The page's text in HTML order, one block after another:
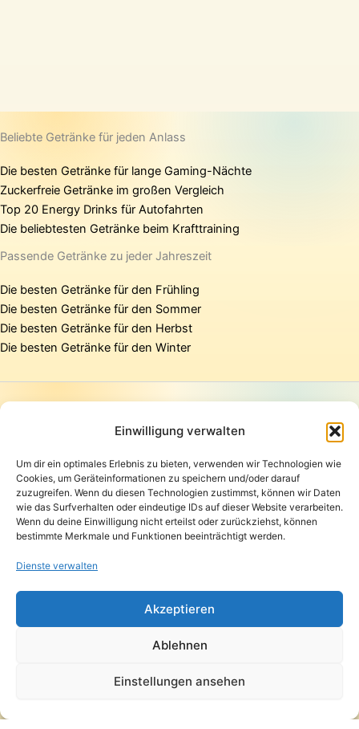
Einwilligung verwalten
Um dir ein optimales Erlebnis zu bieten, verwenden wir Technologien wie
Cookies, um Geräteinformationen zu speichern und/oder darauf
zuzugreifen. Wenn du diesen Technologien zustimmst, können wir Daten
wie das Surfverhalten oder eindeutige IDs auf dieser Website verarbeiten.
Wenn du deine Einwilligung nicht erteilst oder zurückziehst, können
bestimmte Merkmale und Funktionen beeinträchtigt werden.
Dienste verwalten
Akzeptieren
Ablehnen
Einstellungen ansehen
Beliebte Getränke für jeden Anlass
Die besten Getränke für lange Gaming-Nächte
Zuckerfreie Getränke im großen Vergleich
Top 20 Energy Drinks für Autofahrten
Die beliebtesten Getränke beim Krafttraining
Passende Getränke zu jeder Jahreszeit
Die besten Getränke für den Frühling
Die besten Getränke für den Sommer
Die besten Getränke für den Herbst
Die besten Getränke für den Winter
Presse
Datenschutzerklärung
AGB
Widerrufsbelehrung
Versand und Lieferung
Zahlungsarten
Copyright © 2026 Pfandpirat | Präsentiert vonZimmermanns
Internet & PR-Beratung
Instagram